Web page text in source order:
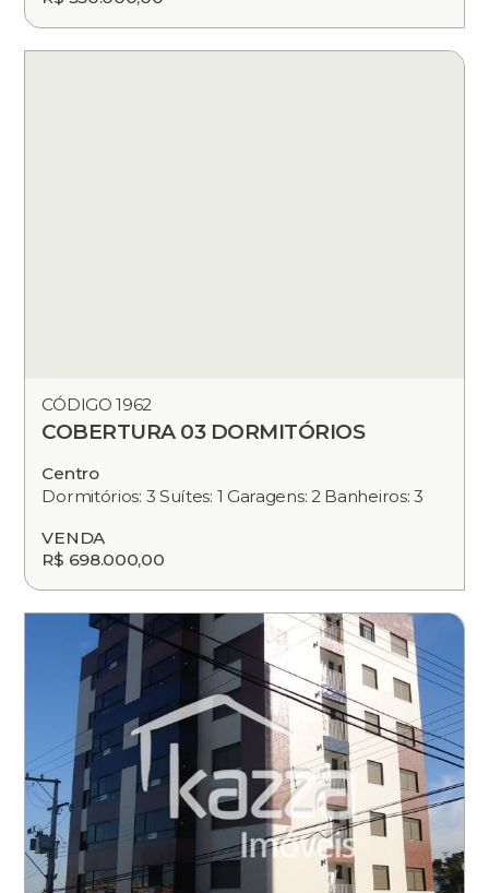
CÓDIGO 1962
COBERTURA 03 DORMITÓRIOS
Centro
Dormitórios: 3 Suítes: 1 Garagens: 2 Banheiros: 3
VENDA
R$ 698.000,00